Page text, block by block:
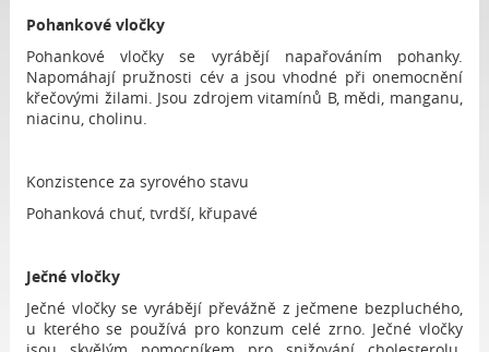
Pohankové vločky
Pohankové vločky se vyrábějí napařováním pohanky.
Napomáhají pružnosti cév a jsou vhodné při onemocnění
křečovými žilami. Jsou zdrojem vitamínů B, mědi, manganu,
niacinu, cholinu.
Konzistence za syrového stavu
Pohanková chuť, tvrdší, křupavé
Ječné vločky
Ječné vločky se vyrábějí převážně z ječmene bezpluchého,
u kterého se používá pro konzum celé zrno. Ječné vločky